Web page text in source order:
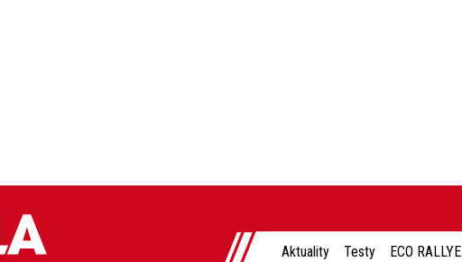
Aktuality Testy ECO RALLYE